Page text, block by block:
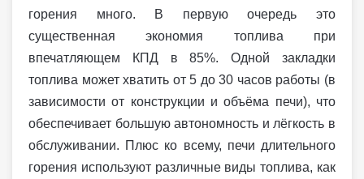
горения много. В первую очередь это
существенная экономия топлива при
впечатляющем КПД в 85%. Одной закладки
топлива может хватить от 5 до 30 часов работы (в
зависимости от конструкции и объёма печи), что
обеспечивает большую автономность и лёгкость в
обслуживании. Плюс ко всему, печи длительного
горения используют различные виды топлива, как